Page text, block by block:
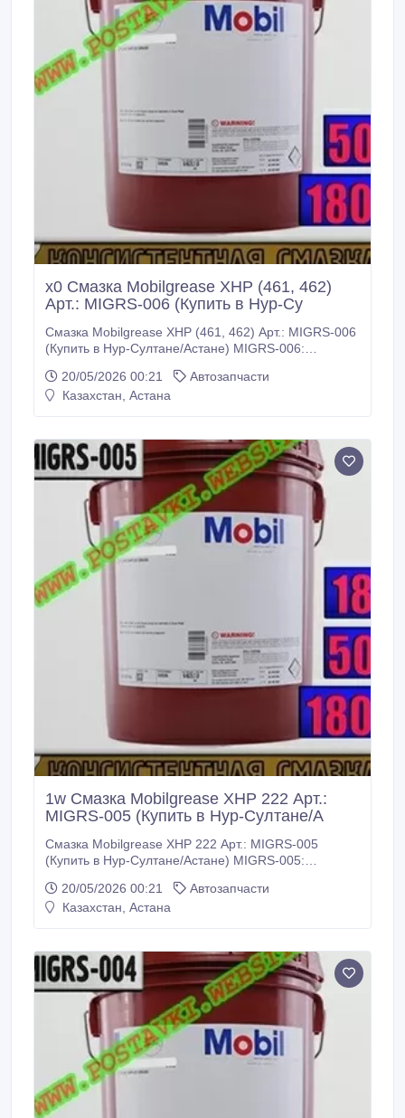
x0 Смазка Mobilgrease XHP (461, 462)
Арт.: MIGRS-006 (Купить в Нур-Су
Смазка Mobilgrease XHP (461, 462) Арт.: MIGRS-006
(Купить в Нур-Султане/Астане) MIGRS-006:
XHP 460 представляют собой смазки на основе
литиевого комплекса с продленным сроком службы,
условий.
20/05/2026 00:21
Автозапчасти
Казахстан, Астана
1w Смазка Mobilgrease XHP 222 Арт.:
MIGRS-005 (Купить в Нур-Султане/А
Смазка Mobilgrease XHP 222 Арт.: MIGRS-005
(Купить в Нур-Султане/Астане) MIGRS-005:
высококачественная пластичная смазка на основе
литиевого комплекса для различных условий
превосходной антиокислительной стабильностью ,
защитой от коррозии, стойкостью к вымыванию
водой и отличными противоизносными и
противозадирными свойствами.
20/05/2026 00:21
Автозапчасти
Казахстан, Астана